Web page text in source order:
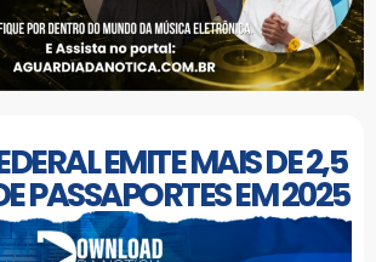
EMITE MAIS DE 2,5
PASSAPORTES EM 2025